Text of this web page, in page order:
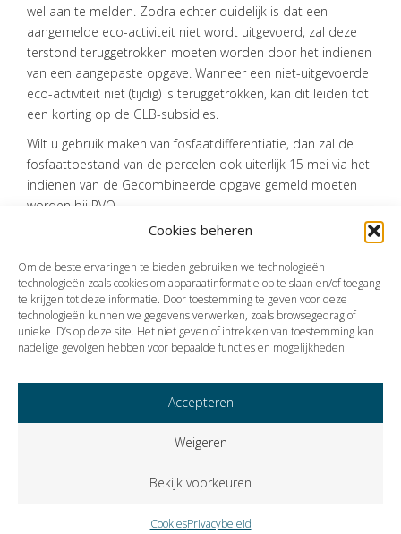
Cookies beheren
Om de beste ervaringen te bieden gebruiken we technologieën
technologieën zoals cookies om apparaatinformatie op te slaan en/of toegang
te krijgen tot deze informatie. Door toestemming te geven voor deze
technologieën kunnen we gegevens verwerken, zoals browsegedrag of
unieke ID’s op deze site. Het niet geven of intrekken van toestemming kan
nadelige gevolgen hebben voor bepaalde functies en mogelijkheden.
Accepteren
Weigeren
Bekijk voorkeuren
CookiesPrivacybeleid
wel aan te melden. Zodra echter duidelijk is dat een
aangemelde eco-activiteit niet wordt uitgevoerd, zal deze
terstond teruggetrokken moeten worden door het indienen
van een aangepaste opgave. Wanneer een niet-uitgevoerde
eco-activiteit niet (tijdig) is teruggetrokken, kan dit leiden tot
een korting op de GLB-subsidies.
Wilt u gebruik maken van fosfaatdifferentiatie, dan zal de
fosfaattoestand van de percelen ook uiterlijk 15 mei via het
indienen van de Gecombineerde opgave gemeld moeten
worden bij RVO.
Vorige Volgende